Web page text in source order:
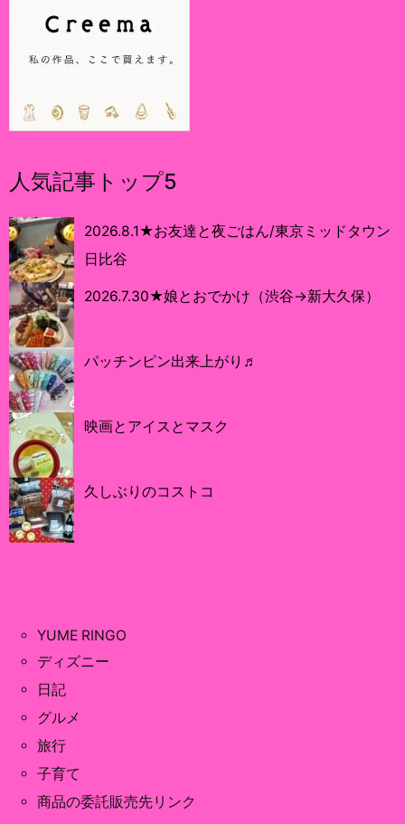
人気記事トップ5
2026.8.1★お友達と夜ごはん/東京ミッドタウン
日比谷
2026.7.30★娘とおでかけ（渋谷→新大久保）
パッチンピン出来上がり♬
映画とアイスとマスク
久しぶりのコストコ
YUME RINGO
ディズニー
日記
グルメ
旅行
子育て
商品の委託販売先リンク